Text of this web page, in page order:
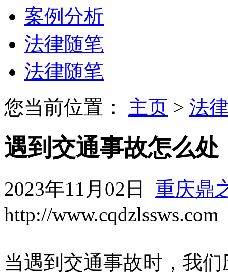
案例分析
法律随笔
法律随笔
您当前位置： 主页 > 法
遇到交通事故怎么处
2023年11月02日 重庆鼎
http://www.cqdzlssws.com
当遇到交通事故时，我